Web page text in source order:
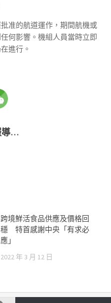
准的航道運作，期間航機或
何影響。機組人員當時立即
進行。
導…
跨境鮮活食品供應及價格回
穩 特首感謝中央「有求必
應」
2022 年 3 月 12 日